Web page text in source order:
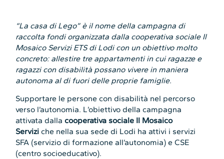
“La casa di Lego” è il nome della campagna di
raccolta fondi organizzata dalla cooperativa sociale Il
Mosaico Servizi ETS di Lodi con un obiettivo molto
concreto: allestire tre appartamenti in cui ragazze e
ragazzi con disabilità possano vivere in maniera
autonoma al di fuori delle proprie famiglie.
Supportare le persone con disabilità nel percorso
verso l’autonomia. L’obiettivo della campagna
attivata dallacooperativa sociale Il Mosaico
Servizi che nella sua sede di Lodi ha attivi i servizi
SFA (servizio di formazione all’autonomia) e CSE
(centro socioeducativo).